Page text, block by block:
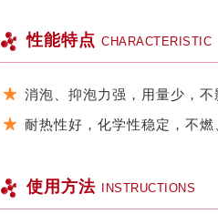
性能特点 CHARACTERISTIC
消泡、抑泡力强，用量少，不
耐热性好，化学性稳定，不燃
使用方法 INSTRUCTIONS